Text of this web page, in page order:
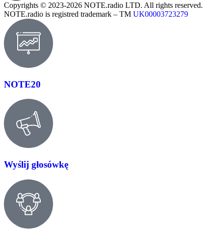
Copyrights © 2023-2026 NOTE.radio LTD. All rights reserved.
NOTE.radio is registred trademark – TM UK00003723279
NOTE20
Wyślij głosówkę